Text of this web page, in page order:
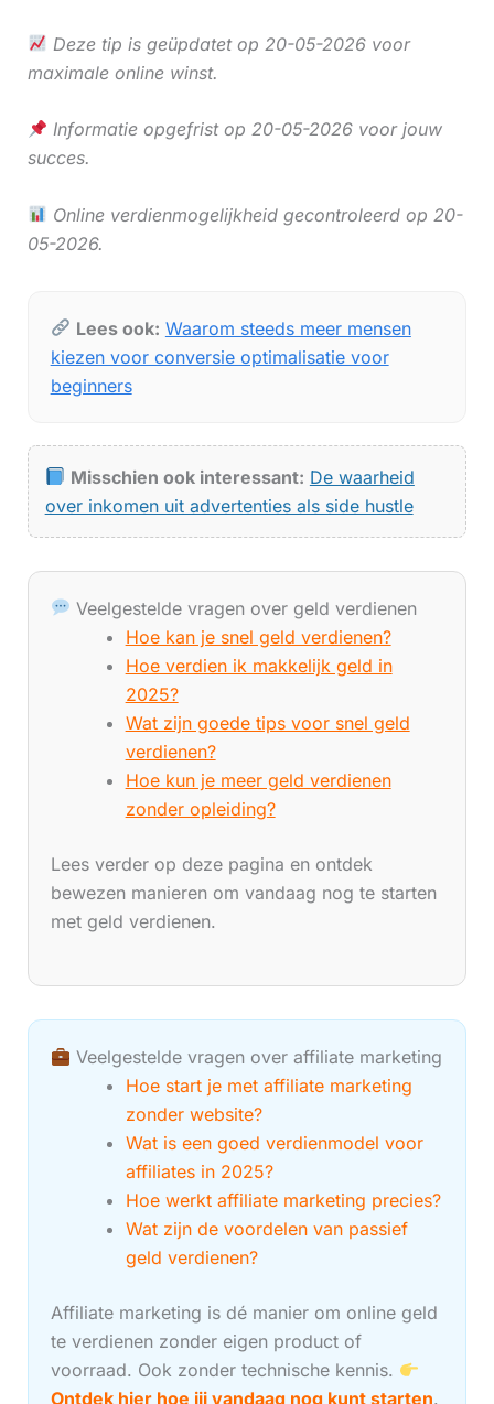
Deze tip is geüpdatet op 20-05-2026 voor
maximale online winst.
Informatie opgefrist op 20-05-2026 voor jouw
succes.
Online verdienmogelijkheid gecontroleerd op 20-
05-2026.
Lees ook: Waarom steeds meer mensen
kiezen voor conversie optimalisatie voor
beginners
Misschien ook interessant: De waarheid
over inkomen uit advertenties als side hustle
Veelgestelde vragen over geld verdienen
Hoe kan je snel geld verdienen?
Hoe verdien ik makkelijk geld in
2025?
Wat zijn goede tips voor snel geld
verdienen?
Hoe kun je meer geld verdienen
zonder opleiding?
Lees verder op deze pagina en ontdek
bewezen manieren om vandaag nog te starten
met geld verdienen.
Veelgestelde vragen over affiliate marketing
Hoe start je met affiliate marketing
zonder website?
Wat is een goed verdienmodel voor
affiliates in 2025?
Hoe werkt affiliate marketing precies?
Wat zijn de voordelen van passief
geld verdienen?
Affiliate marketing is dé manier om online geld
te verdienen zonder eigen product of
voorraad. Ook zonder technische kennis.
Ontdek hier hoe jij vandaag nog kunt starten.